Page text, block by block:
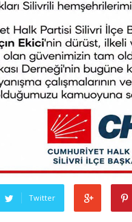
Twitter